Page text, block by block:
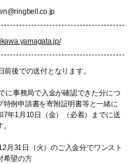
後での送付となります。
に事務局で入金が確認できた分につ
特例申請書を寄附証明書等と一緒に
7年1月10日（金）（必着）までに送
月31日（火）のご入金分でワンスト
希望の方